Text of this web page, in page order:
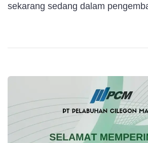
sekarang sedang dalam